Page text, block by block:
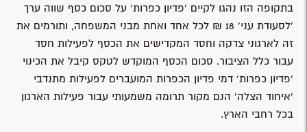
בתקופה הזו נהגו לקיים 'פדיון כפרות' על סכום כסף שווה ערך
'לסעודת עני' 18 ₪ לכל אחד ואחת מבני המשפחה, ותורמים את
זה לארגוני צדקה וחסד המקדישים את הכסף לפעילות חסד
עבור כלל הציבור. סכום הכסף המוקדש לטקס קיבל את הכינוי
'פדיון כפרות' דמי פדיון הכפרות המועברים לפעילות מתנדבי
'איחוד הצלה' הנם מקור תרומה משמעותי עבור פעילות הארגון
בכל רחבי הארץ.